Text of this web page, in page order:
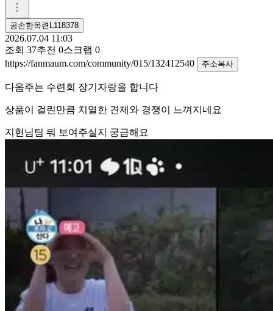
공손한목련L118378
2026.07.04 11:03
조회 37추천 0스크랩 0
https://fanmaum.com/community/015/132412540
주소복사
다음주는 수련회 장기자랑을 합니다
상품이 걸린만큼 치열한 견제와 경쟁이 느껴지네요
지현님팀 뭐 보여주실지 궁금해요